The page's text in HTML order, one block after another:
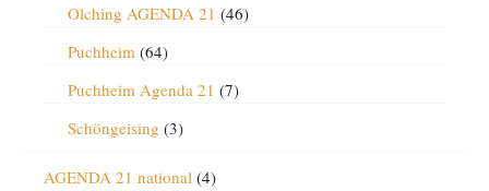
Olching AGENDA 21 (46)
Puchheim (64)
Puchheim Agenda 21 (7)
Schöngeising (3)
AGENDA 21 national (4)